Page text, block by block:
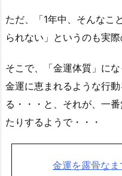
ただ、「1年中、そんなこ
られない」というのも実
そこで、「金運体質」に
金運に恵まれるような行
る・・・と、それが、一
たりするようで・・・
金運を露骨な